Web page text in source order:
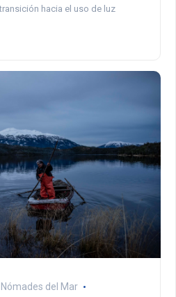
hacia el uso de luz
del Mar